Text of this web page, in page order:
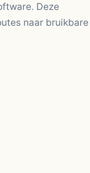
Deze
naar bruikbare